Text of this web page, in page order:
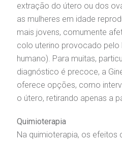
Endereço:
R. Martiniano de Carvalho, 965
CEP: 01323-001 | Bela Vista
São Paulo - SP
Clínica Medicina da
a BP
Conosco
de Benchmarking
de Bioética
Cirurgia
frequentes
extração do útero ou dos
as mulheres em idade
mais jovens, comumente
colo uterino provocado pelo
humano). Para muitas,
diagnóstico é precoce, a
oferece opções, como
o útero, retirando apenas a
Quimioterapia
Na quimioterapia, os efeitos